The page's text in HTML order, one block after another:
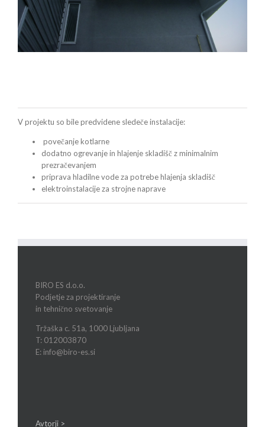
V projektu so bile predvidene sledeče instalacije:
povečanje kotlarne
dodatno ogrevanje in hlajenje skladišč z minimalnim
prezračevanjem
priprava hladilne vode za potrebe hlajenja skladišč
elektroinstalacije za strojne naprave
BIRO ES d.o.o.
Podjetje za projektiranje
in tehnično svetovanje
Tržaška c. 51a, 1000 Ljubljana
T: 012003870
E: info@biro-es.si
Avtorji >